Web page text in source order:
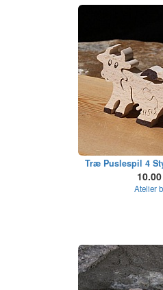
Træ Puslespil 4
Atelier